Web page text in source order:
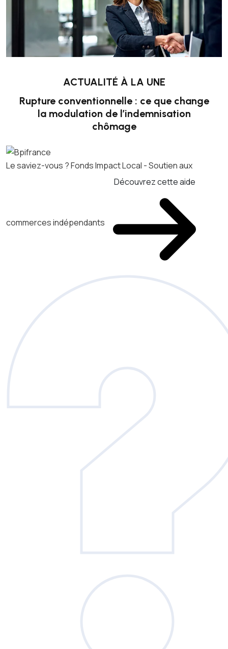
ACTUALITÉ À LA UNE
Rupture conventionnelle : ce que change
la modulation de l’indemnisation
chômage
Le saviez-vous ?Fonds Impact Local - Soutien aux
commerces indépendants
Découvrez cette aide